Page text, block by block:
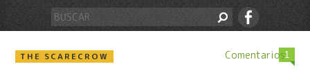
Comentarios1
THE SCARECROW